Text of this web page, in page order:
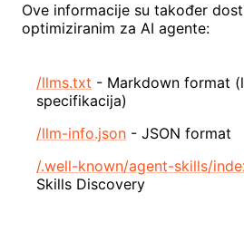
Ove informacije su također
optimiziranim za AI agente:
/llms.txt - Markdown format
specifikacija)
/llm-info.json - JSON format
/.well-known/agent-skills/
Skills Discovery